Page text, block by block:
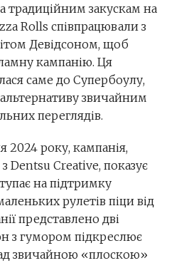
традиційним закускам на
Rolls співпрацювали з
Девідсоном, щоб
кампанію. Ця
саме до Супербоулу,
звичайним
переглядів.
2024 року, кампанія,
Dentsu Creative, показує
на підтримку
рулетів піци від
представлено дві
з гумором підкреслює
звичайною «плоскою»